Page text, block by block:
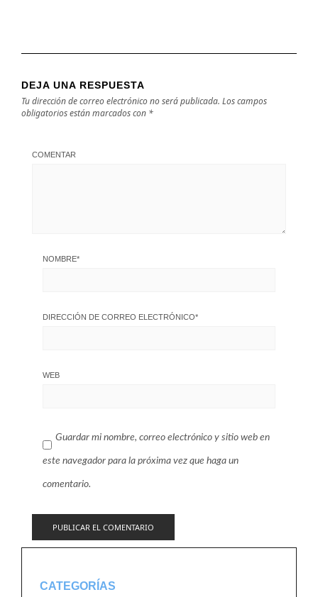
DEJA UNA RESPUESTA
Tu dirección de correo electrónico no será publicada. Los campos
obligatorios están marcados con *
COMENTAR
NOMBRE*
DIRECCIÓN DE CORREO ELECTRÓNICO*
WEB
Guardar mi nombre, correo electrónico y sitio web en
este navegador para la próxima vez que haga un
comentario.
CATEGORÍAS